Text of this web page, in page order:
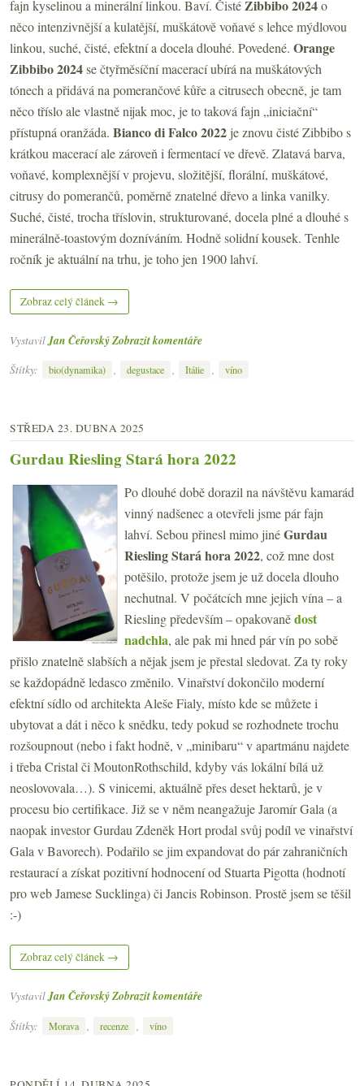
fajn kyselinou a minerální linkou. Baví. ČistéZibbibo 2024o
něco intenzivnější a kulatější, muškátově voňavé s lehce mýdlovou
linkou, suché, čisté, efektní a docela dlouhé. Povedené. Orange
Zibbibo 2024se čtyřměsíční macerací ubírá na muškátových
tónech a přidává na pomerančové kůře a citrusech obecně, je tam
něco tříslo ale vlastně nijak moc, je to taková fajn „iniciační“
přístupná oranžáda. Bianco di Falco 2022 je znovu čistéZibbibo s
krátkou macerací ale zároveň i fermentací ve dřevě. Zlatavá barva,
voňavé, komplexnější v projevu, složitější, florální, muškátové,
citrusy do pomerančů, poměrně znatelné dřevo a linka vanilky.
Suché, čisté, trocha tříslovin, strukturované, docela plné a dlouhé s
minerálně-toastovým dozníváním. Hodně solidní kousek. Tenhle
ročník je aktuální na trhu, je toho jen 1900 lahví.
Zobraz celý článek →
VystavilJan ČeřovskýZobrazit komentáře
Štítky:
bio(dynamika) , degustace , Itálie , víno
STŘEDA 23. DUBNA 2025
Gurdau Riesling Stará hora 2022
Po dlouhé době dorazil na návštěvu kamarád
vinný nadšenec a otevřeli jsme pár fajn
lahví. Sebou přinesl mimo jinéGurdau
Riesling Stará hora 2022, což mne dost
potěšilo, protože jsem je už docela dlouho
nechutnal. V počátcích mne jejich vína – a
Riesling především – opakovanědost
nadchla, ale pak mi hned pár vín po sobě
přišlo znatelně slabších a nějak jsem je přestal sledovat. Za ty roky
se každopádně ledasco změnilo. Vinařství dokončilo moderní
efektní sídlo od architekta Aleše Fialy, místo kde se můžete i
ubytovat a dát i něco k snědku, tedy pokud se rozhodnete trochu
rozšoupnout (nebo i fakt hodně, v „minibaru“ v apartmánu najdete
i třeba Cristal či MoutonRothschild, kdyby vás lokální bílá už
neoslovovala…). S vinicemi, aktuálně přes deset hektarů, je v
procesu bio certifikace. Již se v něm neangažuje Jaromír Gala (a
naopak investor Gurdau Zdeněk Hort prodal svůj podíl ve vinařství
Gala v Bavorech). Podařilo se jim expandovat do pár zahraničních
restaurací a získat pozitivní hodnocení od Stuarta Pigotta (hodnotí
pro web Jamese Sucklinga) či Jancis Robinson. Prostě jsem se těšil
:-)
Zobraz celý článek →
VystavilJan ČeřovskýZobrazit komentáře
Štítky:
Morava , recenze , víno